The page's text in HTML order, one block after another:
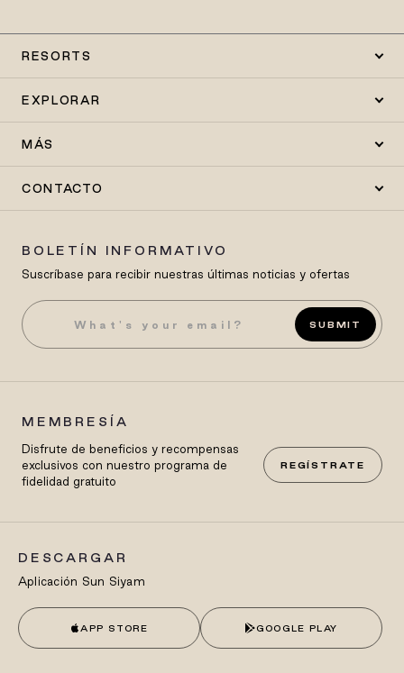
RESORTS
EXPLORAR
MÁS
CONTACTO
BOLETÍN INFORMATIVO
Suscríbase para recibir nuestras últimas noticias y ofertas
SUBMIT
MEMBRESÍA
Disfrute de beneficios y recompensas
exclusivos con nuestro programa de
fidelidad gratuito
REGÍSTRATE
DESCARGAR
Aplicación Sun Siyam
APP STORE GOOGLE PLAY